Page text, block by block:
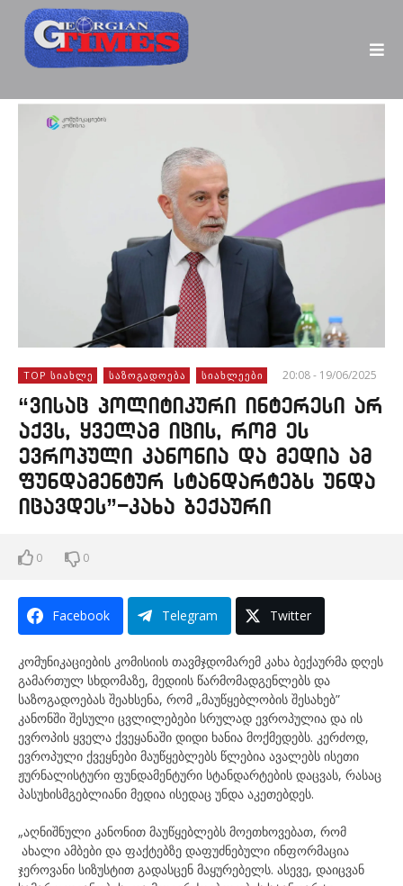
TOP ᲡᲘᲐᲮᲚᲔ ᲡᲐᲖᲝᲒᲐᲓᲝᲔᲑᲐ ᲡᲘᲐᲮᲚᲔᲔᲑᲘ 20:08 - 19/06/2025
“ვისაც პოლიტიკური ინტერესი არ
აქვს, ყველამ იცის, რომ ეს
ევროპული კანონია და მედია ამ
ფუნდამენტურ სტანდარტებს უნდა
იცავდეს”-კახა ბექაური
0 0
Facebook Telegram Twitter
კომუნიკაციების კომისიის თავმჯდომარემ კახა ბექაურმა დღეს
გამართულ სხდომაზე, მედიის წარმომადგენლებს და
საზოგადოებას შეახსენა, რომ „მაუწყებლობის შესახებ”
კანონში შესული ცვლილებები სრულად ევროპულია და ის
ევროპის ყველა ქვეყანაში დიდი ხანია მოქმედებს. კერძოდ,
ევროპული ქვეყნები მაუწყებლებს წლებია ავალებს ისეთი
ჟურნალისტური ფუნდამენტური სტანდარტების დაცვას, რასაც
პასუხისმგებლიანი მედია ისედაც უნდა აკეთებდეს.
„აღნიშნული კანონით მაუწყებლებს მოეთხოვებათ, რომ
ახალი ამბები და ფაქტებზე დაფუძნებული ინფორმაცია
ჯეროვანი სიზუსტით გადასცენ მაყურებელს. ასევე, დაიცვან